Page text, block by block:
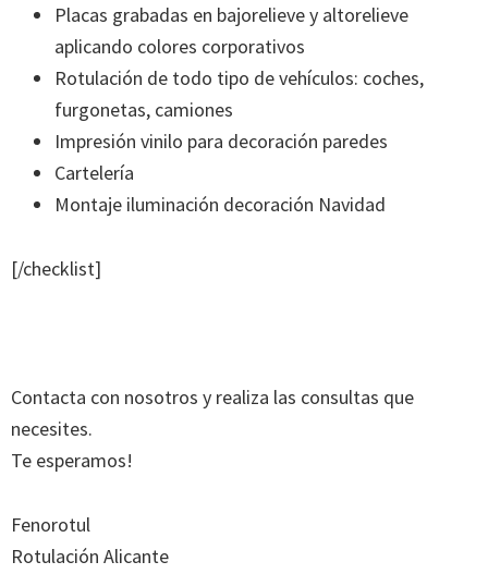
Placas grabadas en bajorelieve y altorelieve
aplicando colores corporativos
Rotulación de todo tipo de vehículos: coches,
furgonetas, camiones
Impresión vinilo para decoración paredes
Cartelería
Montaje iluminación decoración Navidad
[/checklist]
Contacta con nosotros y realiza las consultas que
necesites.
Te esperamos!
Fenorotul
Rotulación Alicante